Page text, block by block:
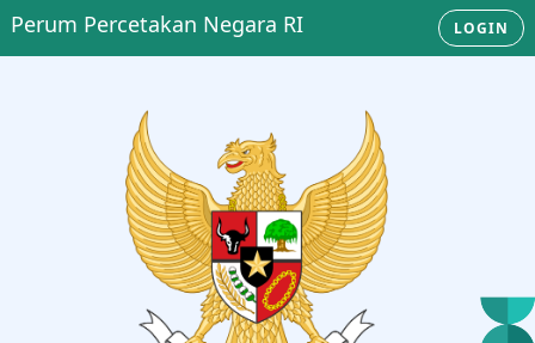
Perum Percetakan Negara RI LOGIN